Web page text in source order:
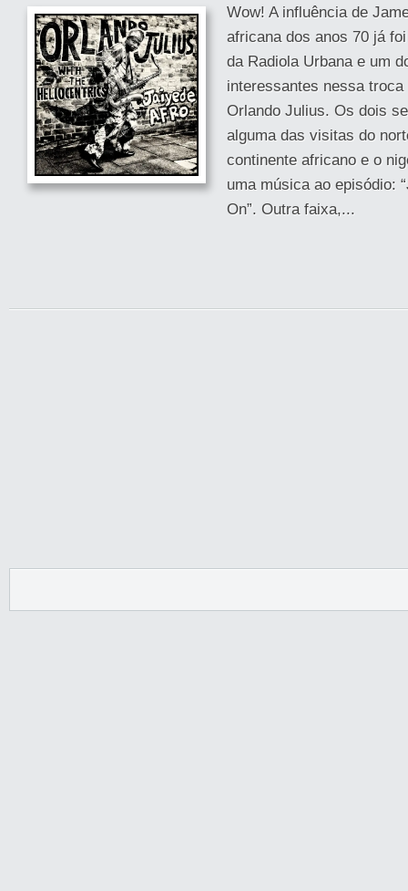
Wow! A influência de
africana dos anos 70 já
da Radiola Urbana e um
interessantes nessa
Orlando Julius. Os dois
alguma das visitas do
continente africano e o
uma música ao episódio:
On”. Outra faixa,...